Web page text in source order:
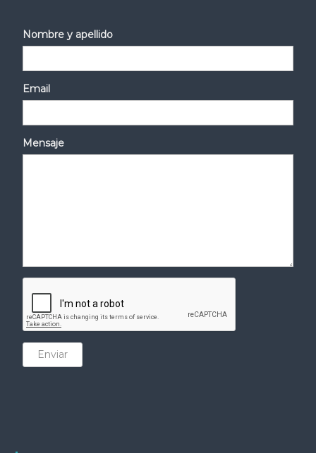
Nombre y apellido
Email
Mensaje
Enviar